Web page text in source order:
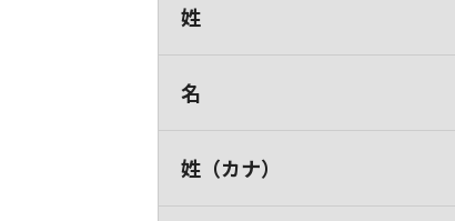
姓
名
姓（カナ）